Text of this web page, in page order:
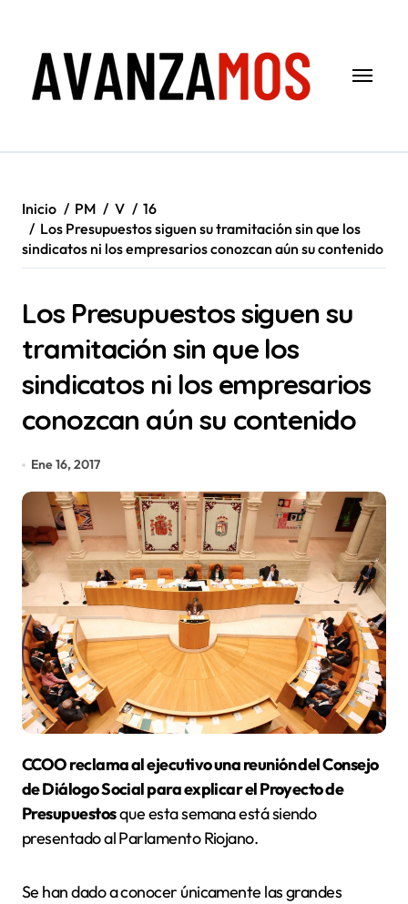
contenido
Inicio PM V
16
Los Presupuestos siguen su tramitación sin que los
sindicatos ni los empresarios conozcan aún su contenido
Los Presupuestos siguen su
tramitación sin que los
sindicatos ni los empresarios
conozcan aún su contenido
Ene 16, 2017
CCOO reclama al ejecutivo una reunión del Consejo
de Diálogo Social para explicar el Proyecto de
Presupuestosque esta semana está siendo
presentado al Parlamento Riojano.
Se han dado a conocer únicamente las grandes